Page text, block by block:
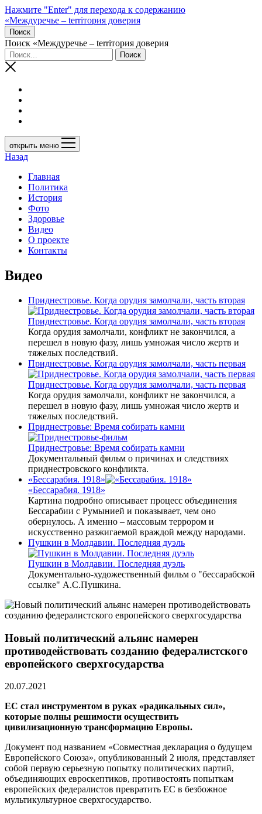
Нажмите "Enter" для перехода к содержанию
«Междуречье – terriтория доверия
Поиск
Поиск «Междуречье – terriтория доверия
открыть меню
Назад
Главная
Политика
История
Фото
Здоровье
Видео
О проекте
Контакты
Видео
Приднестровье. Когда орудия замолчали, часть вторая
Приднестровье. Когда орудия замолчали, часть вторая
Когда орудия замолчали, конфликт не закончился, а
перешел в новую фазу, лишь умножая число жертв и
тяжелых последствий.
Приднестровье. Когда орудия замолчали, часть первая
Приднестровье. Когда орудия замолчали, часть первая
Когда орудия замолчали, конфликт не закончился, а
перешел в новую фазу, лишь умножая число жертв и
тяжелых последствий.
Приднестровье: Время собирать камни
Приднестровье: Время собирать камни
Документальный фильм о причинах и следствиях
приднестровского конфликта.
«Бессарабия. 1918»
«Бессарабия. 1918»
Картина подробно описывает процесс объединения
Бессарабии с Румынией и показывает, чем оно
обернулось. А именно – массовым террором и
искусственно разжигаемой враждой между народами.
Пушкин в Молдавии. Последняя дуэль
Пушкин в Молдавии. Последняя дуэль
Документально-художественный фильм о "бессарабской
ссылке" А.С.Пушкина.
Новый политический альянс намерен
противодействовать созданию федералистского
европейского сверхгосударства
20.07.2021
ЕС стал инструментом в руках «радикальных сил»,
которые полны решимости осуществить
цивилизационную трансформацию Европы.
Документ под названием «Совместная декларация о будущем
Европейского Союза», опубликованный 2 июля, представляет
собой первую серьезную попытку политических партий,
объединяющих евроскептиков, противостоять попыткам
европейских федералистов превратить ЕС в безбожное
мультикультурное сверхгосударство.